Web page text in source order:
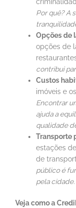
Por quê? A
Opções de
opções de
contribui
Custos
imóveis e
Encontrar
ajuda a
qualidade
Transporte
estações
de
público é
pela cidade.
Veja como a